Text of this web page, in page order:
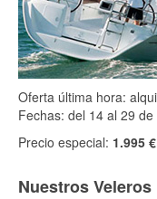
Oferta última hora:
Fechas: del 14 al 29
Precio especial: 1.995 €
Nuestros Veleros